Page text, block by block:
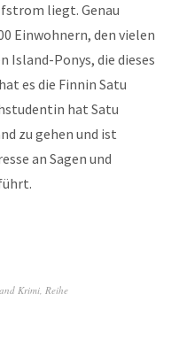
liegt. Genau
Einwohnern, den vielen
Island-Ponys, die dieses
es die Finnin Satu
hat Satu
zu gehen und ist
an Sagen und
Krimi, Reihe